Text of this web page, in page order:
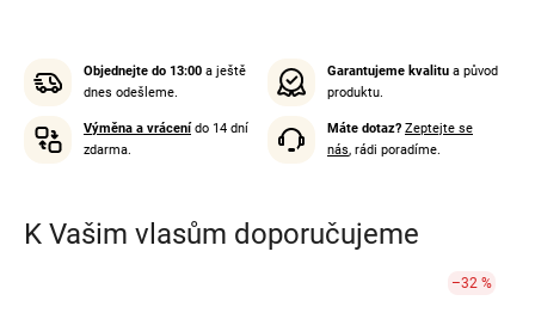
Objednejte do 13:00 a ještě
dnes odešleme.
Garantujeme kvalitu a původ
produktu.
Výměna a vrácenído 14 dní
zdarma.
Máte dotaz? Zeptejte se
nás, rádi poradíme.
K Vašim vlasům doporučujeme
–32 %